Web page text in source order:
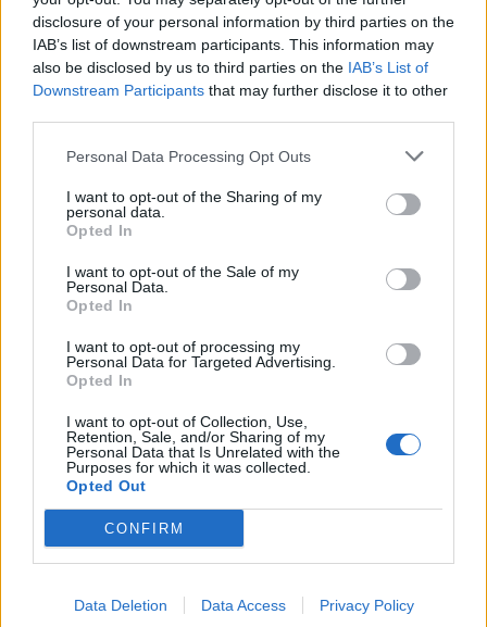
disclosure of your personal information by third parties on the
IAB’s list of downstream participants. This information may
also be disclosed by us to third parties on the IAB’s List of
Downstream Participants that may further disclose it to other
Personal Data Processing Opt Outs
I want to opt-out of the Sharing of my
personal data.
Opted In
I want to opt-out of the Sale of my
Personal Data.
Opted In
I want to opt-out of processing my
Personal Data for Targeted Advertising.
Opted In
I want to opt-out of Collection, Use,
Retention, Sale, and/or Sharing of my
Personal Data that Is Unrelated with the
Purposes for which it was collected.
Opted Out
CONFIRM
Data Deletion Data Access Privacy Policy
Natale) si qualifica al secondo
posto.
18/12/2011
Paolo Dani BOLOGNA Gli
18/12/2011
del solito hi-tech
11/12/2011
Torna Pjanic In difesa solito
rebus
30/10/2011